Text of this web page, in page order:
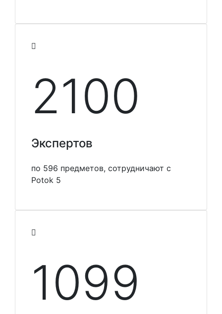
2100
Экспертов
по 596 предметов, сотрудничают с
Potok 5
1099